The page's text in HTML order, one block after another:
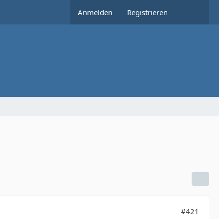
Anmelden Registrieren
#421